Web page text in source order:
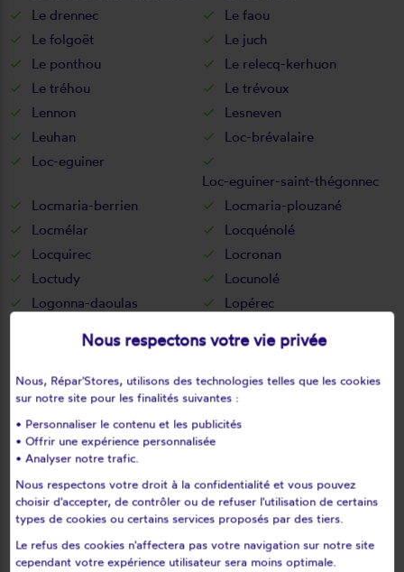
Le drennec
Le faou
Le folgoët
Le juch
Le ponthou
Le relecq-kerhuon
Le tréhou
Le trévoux
Lennon
Lesneven
Leuhan
Loc-brévalaire
Loc-eguiner
Loc-eguiner-saint-thégonnec
Locmaria-berrien
Locmaria-plouzané
Locmélar
Locquénolé
Locquirec
Locronan
Loctudy
Locunolé
Logonna-daoulas
Lopérec
Mahalon
Melgven
Mellac
Mespaul
Milizac
Moëlan-sur-mer
Morlaix
Motreff
Peumerit
Peumérit
Plabennec
Pleuven
Pleyben
Pleyber-christ
Nous respectons votre vie privée
Nous, Répar'Stores, utilisons des technologies telles que les cookies
sur notre site pour les finalités suivantes :
• Personnaliser le contenu et les publicités
• Offrir une expérience personnalisée
• Analyser notre trafic.
Nous respectons votre droit à la confidentialité et vous pouvez
choisir d'accepter, de contrôler ou de refuser l'utilisation de certains
types de cookies ou certains services proposés par des tiers.
Le refus des cookies n'affectera pas votre navigation sur notre site
cependant votre expérience utilisateur sera moins optimale.